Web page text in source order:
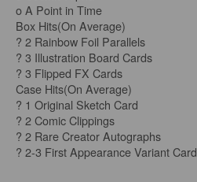
o A Point in Time
Box Hits(On Average)
? 2 Rainbow Foil Parallels
? 3 Illustration Board Cards
? 3 Flipped FX Cards
Case Hits(On Average)
? 1 Original Sketch Card
? 2 Comic Clippings
? 2 Rare Creator Autographs
? 2-3 First Appearance Variant Card